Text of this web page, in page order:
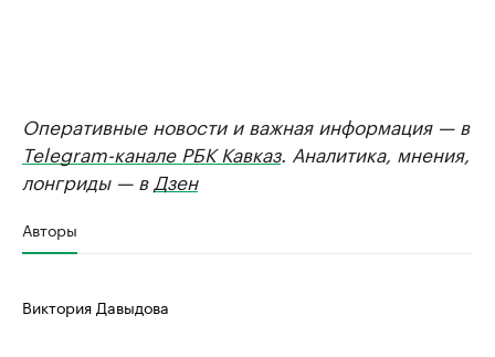
Оперативные новости и важная информация — в
Telegram-канале РБК Кавказ. Аналитика, мнения,
лонгриды — в Дзен
Авторы
Виктория Давыдова